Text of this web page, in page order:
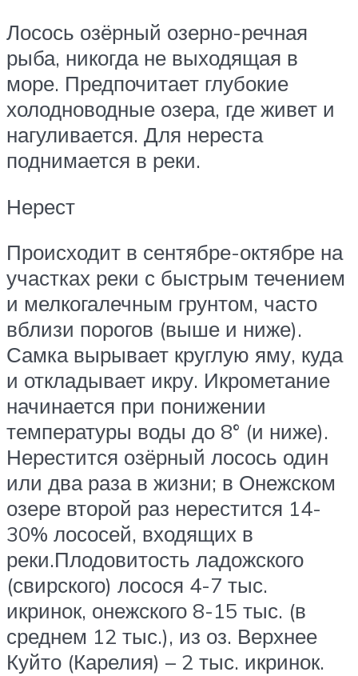
Лосось озёрный озерно-речная
рыба, никогда не выходящая в
море. Предпочитает глубокие
холодноводные озера, где живет и
нагуливается. Для нереста
поднимается в реки.
Нерест
Происходит в сентябре-октябре на
участках реки с быстрым течением
и мелкогалечным грунтом, часто
вблизи порогов (выше и ниже).
Самка вырывает круглую яму, куда
и откладывает икру. Икрометание
начинается при понижении
температуры воды до 8° (и ниже).
Нерестится озёрный лосось один
или два раза в жизни; в Онежском
озере второй раз нерестится 14-
30% лососей, входящих в
реки.Плодовитость ладожского
(свирского) лосося 4-7 тыс.
икринок, онежского 8-15 тыс. (в
среднем 12 тыс.), из оз. Верхнее
Куйто (Карелия) – 2 тыс. икринок.